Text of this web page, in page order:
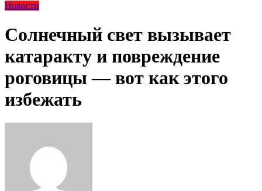
Новости
Солнечный свет вызывает
катаракту и повреждение
роговицы — вот как этого
избежать